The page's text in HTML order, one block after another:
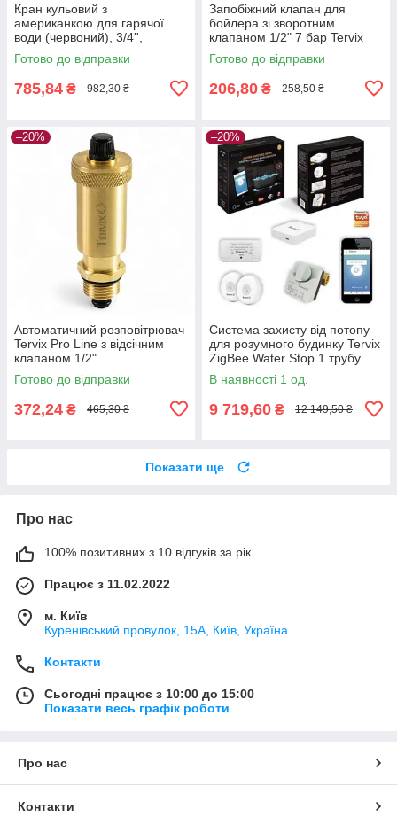
Кран кульовий з
американкою для гарячої
води (червоний), 3/4'',
латунь, Tervix Pro Line WD
Готово до відправки
785,84 ₴ 982,30 ₴
Запобіжний клапан для
бойлера зі зворотним
клапаном 1/2" 7 бар Tervix
Pro Line Volcano
Готово до відправки
206,80 ₴ 258,50 ₴
–20%
Автоматичний розповітрювач
Tervix Pro Line з відсічним
клапаном 1/2"
Готово до відправки
372,24 ₴ 465,30 ₴
–20%
Система захисту від потопу
для розумного будинку Tervix
ZigBee Water Stop 1 трубу
1/2"
В наявності 1 од.
9 719,60 ₴ 12 149,50 ₴
Показати ще
Про нас
100% позитивних з 10 відгуків за рік
Працює з 11.02.2022
м. Київ
Куренівський провулок, 15А, Київ, Україна
Контакти
Сьогодні працює з 10:00 до 15:00
Показати весь графік роботи
Про нас
Контакти